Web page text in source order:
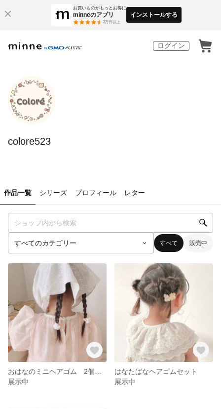
お買いものがもっとお得に
minneのアプリ
3万件以上
インストールする
ログイン
colore523
作品一覧 シリーズ プロフィール レター
すべて 販売中
展示中
はなたばなヘアゴムセット
展示中